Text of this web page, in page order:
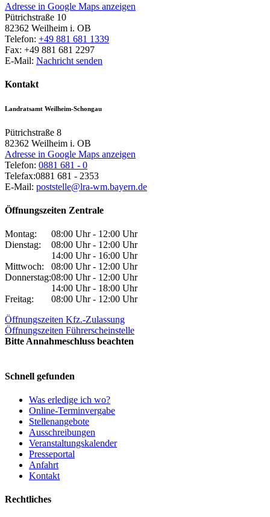
Adresse in Google Maps anzeigen
Pütrichstraße 10
82362 Weilheim i. OB
Telefon: +49 881 681 1339
Fax: +49 881 681 2297
E-Mail: Nachricht senden
Kontakt
Landratsamt Weilheim-Schongau
Pütrichstraße 8
82362 Weilheim i. OB
Adresse in Google Maps anzeigen
Telefon: 0881 681 - 0
Telefax:0881 681 - 2353
E-Mail: poststelle@lra-wm.bayern.de
Öffnungszeiten Zentrale
Montag:
08:00 Uhr - 12:00 Uhr
Dienstag:
08:00 Uhr - 12:00 Uhr
14:00 Uhr - 16:00 Uhr
Mittwoch:
08:00 Uhr - 12:00 Uhr
Donnerstag:08:00 Uhr - 12:00 Uhr
14:00 Uhr - 18:00 Uhr
Freitag:
08:00 Uhr - 12:00 Uhr
Öffnungszeiten Kfz.-Zulassung
Öffnungszeiten Führerscheinstelle
Bitte Annahmeschluss beachten
Schnell gefunden
Was erledige ich wo?
Online-Terminvergabe
Stellenangebote
Ausschreibungen
Veranstaltungskalender
Presseportal
Anfahrt
Kontakt
Rechtliches